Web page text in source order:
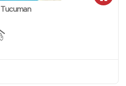
Tucuman